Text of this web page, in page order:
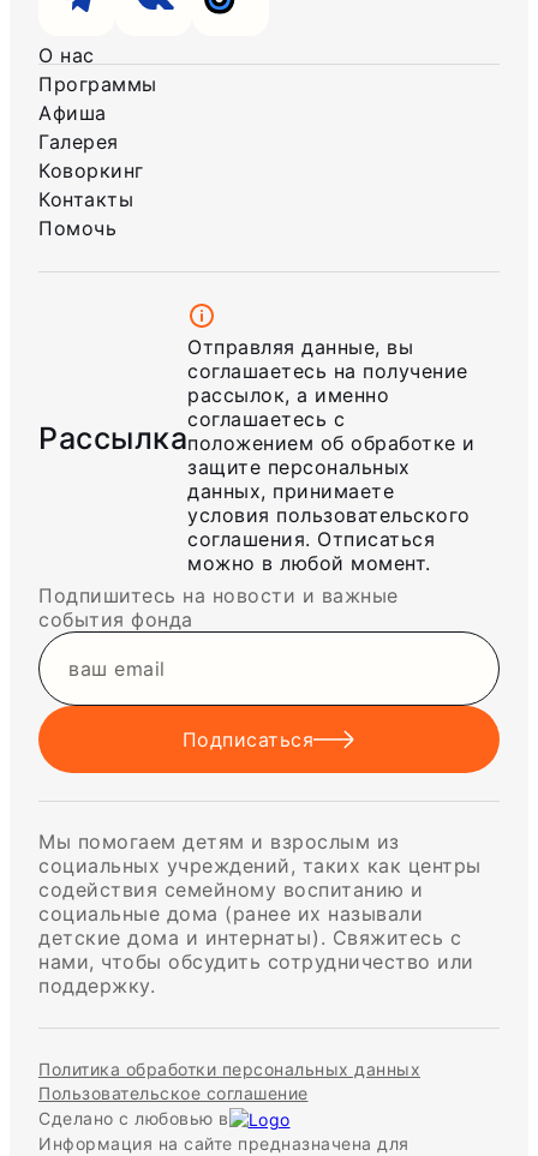
О нас
Программы
Афиша
Галерея
Коворкинг
Контакты
Помочь
Рассылка
Отправляя данные, вы
соглашаетесь на получение
рассылок, а именно
соглашаетесь с
положением об обработке и
защите персональных
данных, принимаете
условия пользовательского
соглашения. Отписаться
можно в любой момент.
Подпишитесь на новости и важные
события фонда
Подписаться
Мы помогаем детям и взрослым из
социальных учреждений, таких как центры
содействия семейному воспитанию и
социальные дома (ранее их называли
детские дома и интернаты). Свяжитесь с
нами, чтобы обсудить сотрудничество или
поддержку.
Политика обработки персональных данных
Пользовательское соглашение
Сделано с любовью в
Информация на сайте предназначена для